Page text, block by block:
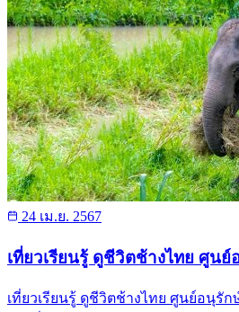
24 เม.ย. 2567
เที่ยวเรียนรู้ ดูชีวิตช้างไทย ศูน
เที่ยวเรียนรู้ ดูชีวิตช้างไทย ศูนย์อนุรัก